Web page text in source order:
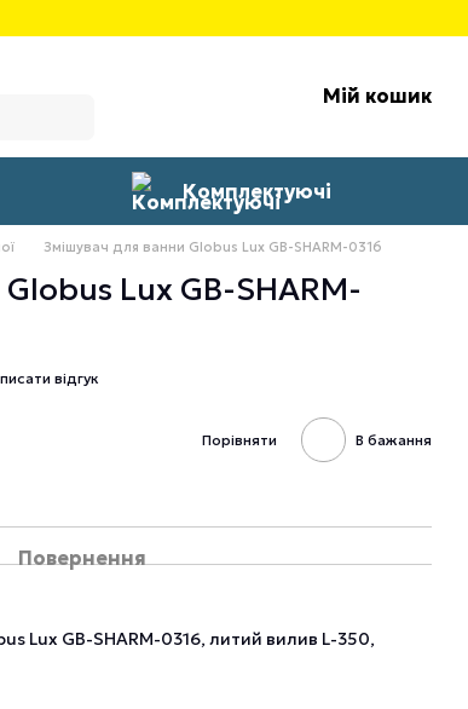
Мій кошик
Комплектуючі
Змішувач для ванни Globus Lux GB-SHARM-0316
Lux GB-SHARM-
відгук
Порівняти В бажання
Повернення
Lux GB-SHARM-0316, литий вилив L-350,